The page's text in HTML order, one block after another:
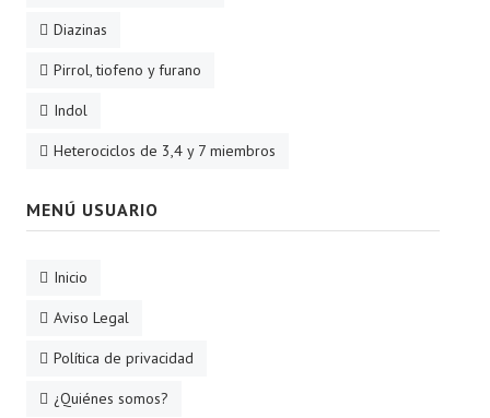
Diazinas
Pirrol, tiofeno y furano
Indol
Heterociclos de 3,4 y 7 miembros
MENÚ USUARIO
Inicio
Aviso Legal
Política de privacidad
¿Quiénes somos?